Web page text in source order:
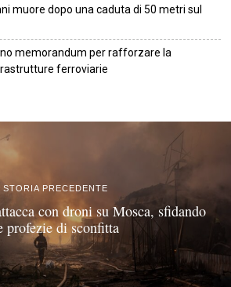
muore dopo una caduta di 50 metri sul
memorandum per rafforzare la
ferroviarie
STORIA PRECEDENTE
con droni su Mosca, sfidando
profezie di sconfitta